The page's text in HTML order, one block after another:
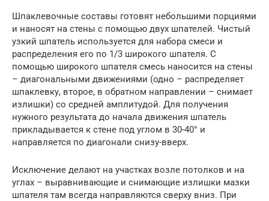
Шпаклевочные составы готовят небольшими порциями
и наносят на стены с помощью двух шпателей. Чистый
узкий шпатель используется для набора смеси и
распределения его по 1/3 широкого шпателя. С
помощью широкого шпателя смесь наносится на стены
– диагональными движениями (одно – распределяет
шпаклевку, второе, в обратном направлении – снимает
излишки) со средней амплитудой. Для получения
нужного результата до начала движения шпатель
прикладывается к стене под углом в 30-40° и
направляется по диагонали снизу-вверх.
Исключение делают на участках возле потолков и на
углах – выравнивающие и снимающие излишки мазки
шпателя там всегда направляются сверху вниз. При